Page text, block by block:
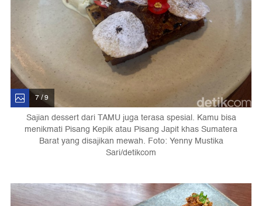
7 / 9
Sajian dessert dari TAMU juga terasa spesial. Kamu bisa
menikmati Pisang Kepik atau Pisang Japit khas Sumatera
Barat yang disajikan mewah. Foto: Yenny Mustika
Sari/detikcom